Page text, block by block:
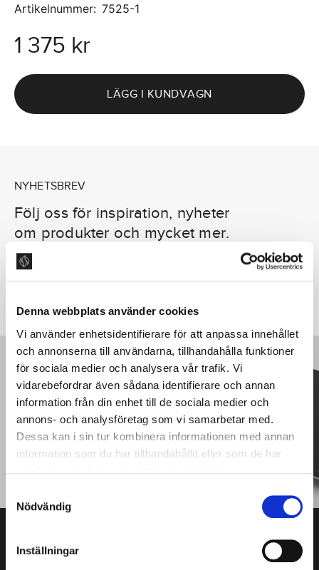
Denna webbplats använder cookies
Vi använder enhetsidentifierare för att anpassa innehållet
och annonserna till användarna, tillhandahålla funktioner
för sociala medier och analysera vår trafik. Vi
vidarebefordrar även sådana identifierare och annan
information från din enhet till de sociala medier och
annons- och analysföretag som vi samarbetar med.
Dessa kan i sin tur kombinera informationen med annan
information som du har tillhandahållit eller som de har
a
Nödvändig
Inställningar
Artikelnummer: 7525-1
1 375 kr
LÄGG I KUNDVAGN
NYHETSBREV
Följ oss för inspiration, nyheter
om produkter och mycket mer.
SKICKA
PRODUKTKATALOG
Läs vår produktguide
PRODUKTKATALOG